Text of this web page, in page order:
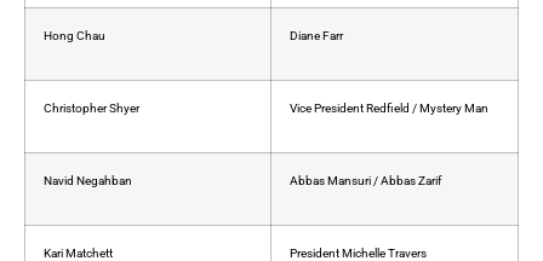
Hong Chau Diane Farr
Christopher Shyer Vice President Redfield / Mystery Man
Navid Negahban Abbas Mansuri / Abbas Zarif
Kari Matchett President Michelle Travers